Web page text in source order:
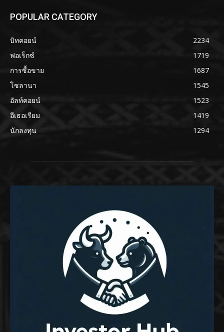
POPULAR CATEGORY
บิทคอยน์
2234
ฟอเร็กซ์
1719
การซื้อขาย
1687
โซลานา
1545
อัลท์คอยน์
1523
อีเธอเรียม
1419
นักลงทุน
1294